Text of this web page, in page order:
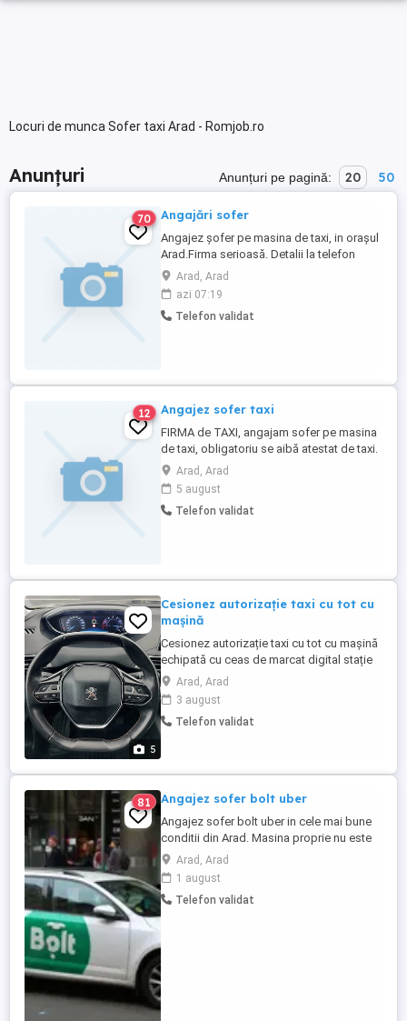
Locuri de munca Sofer taxi Arad - Romjob.ro
Anunțuri Anunțuri pe pagină: 20 50
70 Angajări sofer
Angajez șofer pe masina de taxi, in orașul
Arad.Firma serioasă. Detalii la telefon
Arad, Arad
azi 07:19
Telefon validat
12 Angajez sofer taxi
FIRMA de TAXI, angajam sofer pe masina
de taxi, obligatoriu se aibă atestat de taxi.
Detalii la numărul de telefon afisat
Arad, Arad
5 august
Telefon validat
5
Cesionez autorizație taxi cu tot cu
mașină
Cesionez autorizație taxi cu tot cu mașină
echipată cu ceas de marcat digital stație
pos toate actele la zi fără datorii valabilă
pînă în 2031 mai multe informații la tel
9500 euro.
Arad, Arad
3 august
Telefon validat
81 Angajez sofer bolt uber
Angajez sofer bolt uber in cele mai bune
conditii din Arad. Masina proprie nu este
obligatorie, vei lucra pe masina
companiei. Cartea de munca este
obligatorie. Masina ramane la sofer.o
poate folosi si in interes personal.Detaliile
Arad, Arad
1 august
Telefon validat